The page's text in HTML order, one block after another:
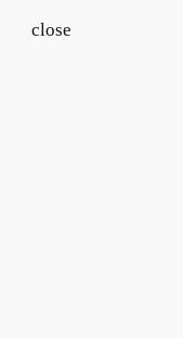
close